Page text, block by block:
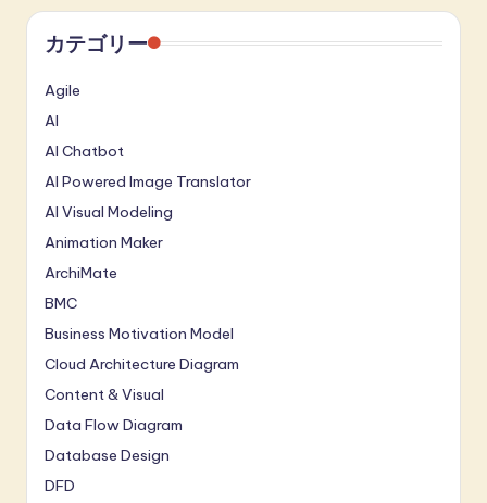
カテゴリー
Agile
AI
AI Chatbot
AI Powered Image Translator
AI Visual Modeling
Animation Maker
ArchiMate
BMC
Business Motivation Model
Cloud Architecture Diagram
Content & Visual
Data Flow Diagram
Database Design
DFD